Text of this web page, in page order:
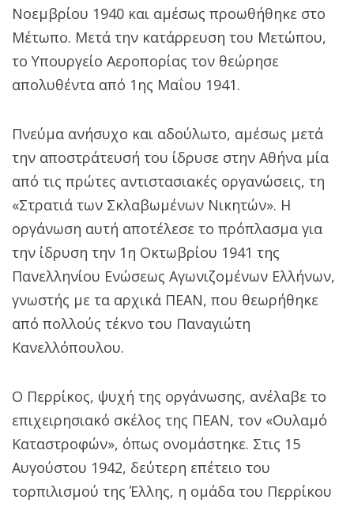
Νοεμβρίου 1940 και αμέσως προωθήθηκε στο
Μέτωπο. Μετά την κατάρρευση του Μετώπου,
το Υπουργείο Αεροπορίας τον θεώρησε
απολυθέντα από 1ης Μαΐου 1941.
Πνεύμα ανήσυχο και αδούλωτο, αμέσως μετά
την αποστράτευσή του ίδρυσε στην Αθήνα μία
από τις πρώτες αντιστασιακές οργανώσεις, τη
«Στρατιά των Σκλαβωμένων Νικητών». Η
οργάνωση αυτή αποτέλεσε το πρόπλασμα για
την ίδρυση την 1η Οκτωβρίου 1941 της
Πανελληνίου Ενώσεως Αγωνιζομένων Ελλήνων,
γνωστής με τα αρχικά ΠΕΑΝ, που θεωρήθηκε
από πολλούς τέκνο του Παναγιώτη
Κανελλόπουλου.
Ο Περρίκος, ψυχή της οργάνωσης, ανέλαβε το
επιχειρησιακό σκέλος της ΠΕΑΝ, τον «Ουλαμό
Καταστροφών», όπως ονομάστηκε. Στις 15
Αυγούστου 1942, δεύτερη επέτειο του
τορπιλισμού της Έλλης, η ομάδα του Περρίκου